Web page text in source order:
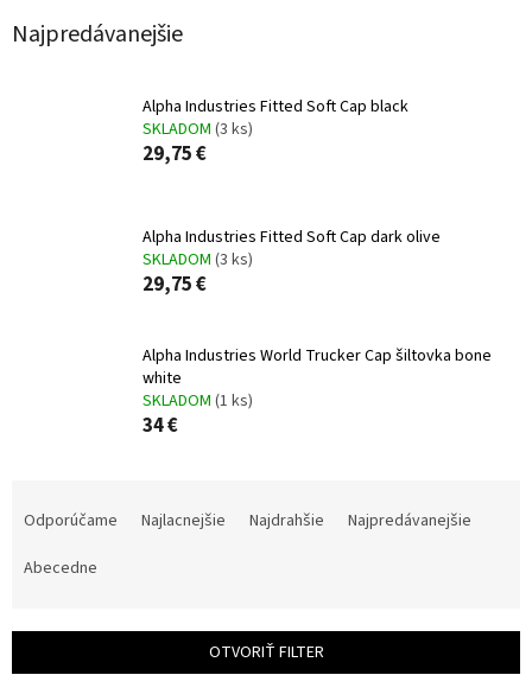
Najpredávanejšie
Alpha Industries Fitted Soft Cap black
SKLADOM (3 ks)
29,75 €
Alpha Industries Fitted Soft Cap dark olive
SKLADOM (3 ks)
29,75 €
Alpha Industries World Trucker Cap šiltovka bone
white
SKLADOM (1 ks)
34 €
i
Odporúčame Najlacnejšie Najdrahšie
Najpredávanejšie
Abecedne
OTVORIŤ FILTER